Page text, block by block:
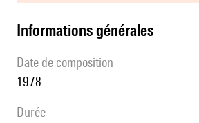
informations générales
date de composition
1978
durée